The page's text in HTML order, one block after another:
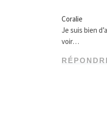
Coralie
Je suis bien
voir…